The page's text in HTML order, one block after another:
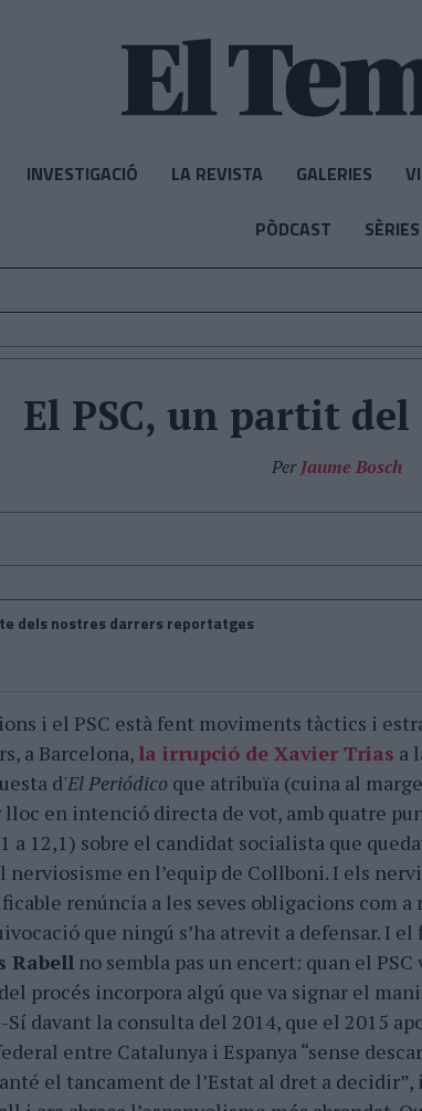
INVESTIGACIÓ LA REVISTA GALERIES
PÒDCAST SÈRIES
El PSC, un partit del
PerJaume Bosch
dels nostres darrers reportatges
i el PSC està fent moviments tàctics i
a Barcelona, la irrupció de Xavier Trias a
d'El Periódico que atribuïa (cuina al
en intenció directa de vot, amb quatre
a 12,1) sobre el candidat socialista que
nerviosisme en l’equip de Collboni. I els
renúncia a les seves obligacions com a
que ningú s’ha atrevit a defensar. I
Rabell no sembla pas un encert: quan el PSC
procés incorpora algú que va signar el
Sí davant la consulta del 2014, que el 2015
entre Catalunya i Espanya “sense
el tancament de l’Estat al dret a decidir”,